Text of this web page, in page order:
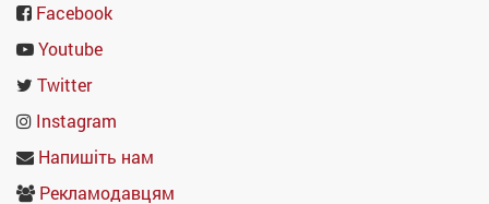
Facebook
Youtube
Twitter
Instagram
Напишіть нам
Рекламодавцям